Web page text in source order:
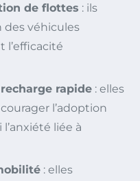
de flottes : ils
des véhicules
l’efficacité
recharge rapide : elles
l’adoption
liée à
: elles